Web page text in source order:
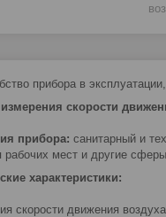
прибора в
скорости
прибора: санитарный и
рабочих мест и другие
характеристики:
скорости движения